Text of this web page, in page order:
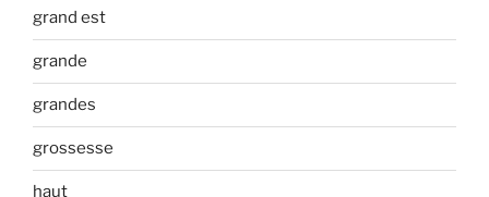
grand est
grande
grandes
grossesse
haut